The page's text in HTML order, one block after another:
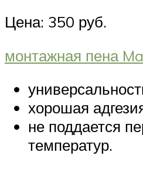
Цена: 350 руб.
монтажная пена
хорошая
не поддается
температур.